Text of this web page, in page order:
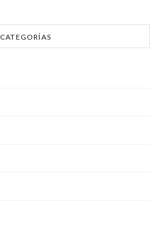
CATEGORÍAS